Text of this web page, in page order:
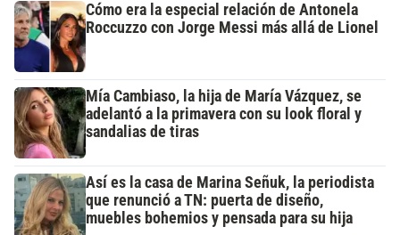
Cómo era la especial relación de Antonela
Roccuzzo con Jorge Messi más allá de Lionel
Mía Cambiaso, la hija de María Vázquez, se
adelantó a la primavera con su look floral y
sandalias de tiras
Así es la casa de Marina Señuk, la periodista
que renunció a TN: puerta de diseño,
muebles bohemios y pensada para su hija